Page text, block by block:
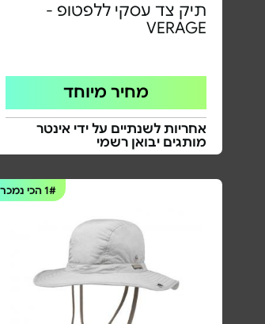
תיק צד עסקי ללפטופ -
VERAGE
מחיר מיוחד
אחריות לשנתיים על ידי אינטר
מותגים יבואן רשמי
1#הכי נמכר